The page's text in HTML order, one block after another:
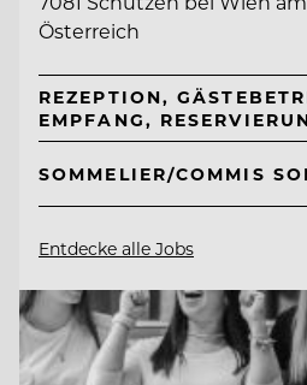
Österreich
REZEPTION,
EMPFANG,
SOMMELIER/COMMIS
Entdecke alle Jobs